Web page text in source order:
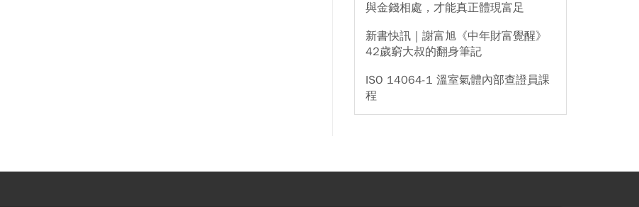
與金錢相處，才能真正體現富足
新書快訊｜謝富旭《中年財富覺醒》
42歲窮大叔的翻身筆記
ISO 14064-1 溫室氣體內部查證員課
程